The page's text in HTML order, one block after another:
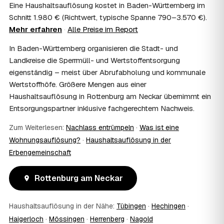
Haushaltsauflösung als Nachlassverbindlichkeit die
Erbschaftsteuer mindern, bei vermieteten Objekten teils
als Werbungskosten. Sie erhalten eine ordentliche
Rechnung als Beleg. Verbindlich klärt das Ihr
Steuerberater – wir liefern die nötigen Unterlagen.
08
Muss ich als Erbe in Rottenburg am Neckar vor
Ort anwesend sein?
Nein, Sie müssen nicht durchgängig anwesend sein. Viele
Erben übergeben in Rottenburg am Neckar nur die
Schlüssel und lassen sich per Fotos auf dem Laufenden
halten. Eine kurze Übergabe zu Beginn und zur
09 Bekomme ich einen Entsorgungsnachweis?
Ja. Sie erhalten auf Wunsch einen Entsorgungs- bzw.
Verwertungsnachweis über die fachgerechte Entsorgung.
So ist dokumentiert, dass der Hausstand in Rottenburg
am Neckar umweltgerecht und rechtssicher entsorgt
Neckar frei?
Oft schon innerhalb weniger Tage, in vielen Regionen
Eine Haushaltsauflösung kostet in Baden-Württemberg im
Schnitt 1.980 € (Richtwert, typische Spanne 790–3.570 €).
Mehr erfahren · Alle Preise im Report
In Baden-Württemberg organisieren die Stadt- und
Landkreise die Sperrmüll- und Wertstoffentsorgung
eigenständig – meist über Abrufabholung und kommunale
Wertstoffhöfe. Größere Mengen aus einer
Haushaltsauflösung in Rottenburg am Neckar übernimmt ein
Entsorgungspartner inklusive fachgerechtem Nachweis.
Zum Weiterlesen: Nachlass entrümpeln · Was ist eine
Wohnungsauflösung? · Haushaltsauflösung in der
Erbengemeinschaft
Rottenburg am Neckar
Haushaltsauflösung in der Nähe: Tübingen · Hechingen ·
Haigerloch · Mössingen · Herrenberg · Nagold